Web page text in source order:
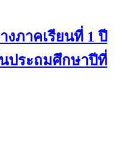
งภาคเรียนที่ 1 ปี
ประถมศึกษาปีที่